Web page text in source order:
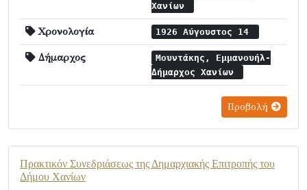
Χανίων
Χρονολογία 1926 Αύγουστος 14
Δήμαρχος
Μουντάκης, Εμμανουήλ-
Δήμαρχος Χανίων
Προβολή
Πρακτικόν Συνεδριάσεως της Δημαρχιακής Επιτροπής του
Δήμου Χανίων